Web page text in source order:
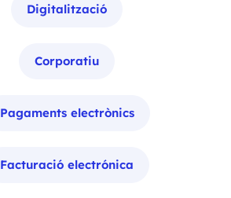
Digitalització
Corporatiu
Pagaments electrònics
Facturació electrónica